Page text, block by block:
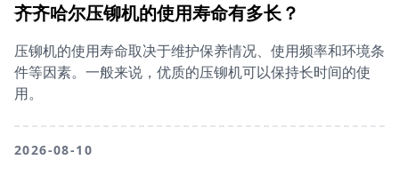
齐齐哈尔压铆机的使用寿命有多长？
压铆机的使用寿命取决于维护保养情况、使用频率和环境条
件等因素。一般来说，优质的压铆机可以保持长时间的使
用。
2026-08-10